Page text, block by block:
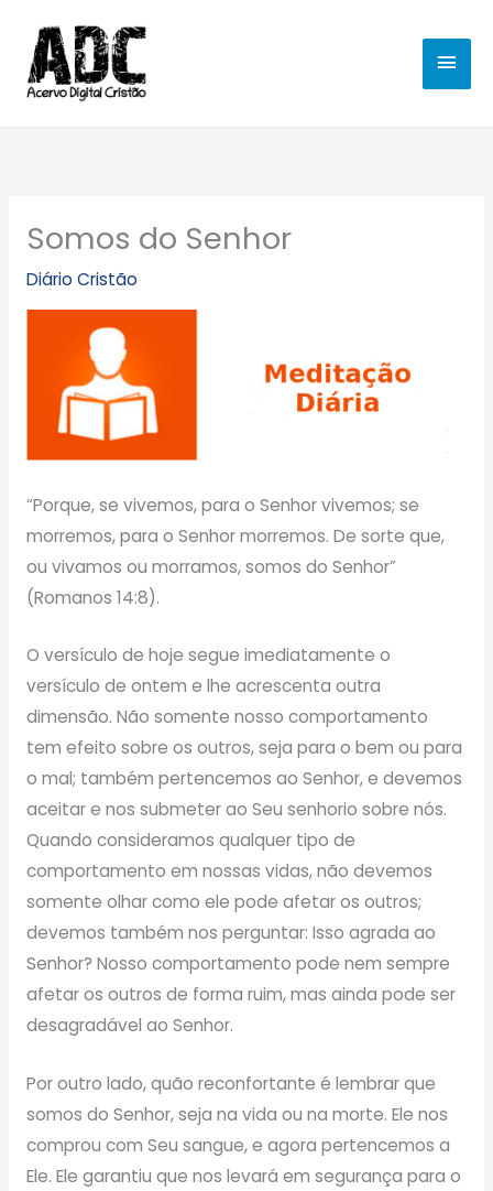
para
conteúdo
Somos do Senhor
Diário Cristão
“Porque, se vivemos, para o Senhor vivemos; se
morremos, para o Senhor morremos. De sorte que,
ou vivamos ou morramos, somos do Senhor”
(Romanos 14:8).
O versículo de hoje segue imediatamente o
versículo de ontem e lhe acrescenta outra
dimensão. Não somente nosso comportamento
tem efeito sobre os outros, seja para o bem ou para
o mal; também pertencemos ao Senhor, e devemos
aceitar e nos submeter ao Seu senhorio sobre nós.
Quando consideramos qualquer tipo de
comportamento em nossas vidas, não devemos
somente olhar como ele pode afetar os outros;
devemos também nos perguntar: Isso agrada ao
Senhor? Nosso comportamento pode nem sempre
afetar os outros de forma ruim, mas ainda pode ser
desagradável ao Senhor.
Por outro lado, quão reconfortante é lembrar que
somos do Senhor, seja na vida ou na morte. Ele nos
comprou com Seu sangue, e agora pertencemos a
Ele. Ele garantiu que nos levará em segurança para o